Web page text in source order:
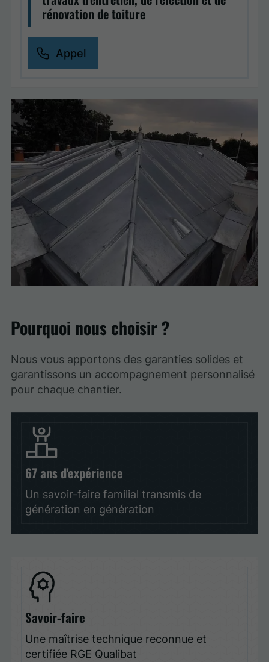
rénovation de toiture
Appel
Pourquoi nous choisir ?
Nous vous apportons des garanties solides et
garantissons un accompagnement personnalisé
pour chaque chantier.
67 ans d'expérience
Un savoir-faire familial transmis de
génération en génération
Savoir-faire
Une maîtrise technique reconnue et
certifiée RGE Qualibat